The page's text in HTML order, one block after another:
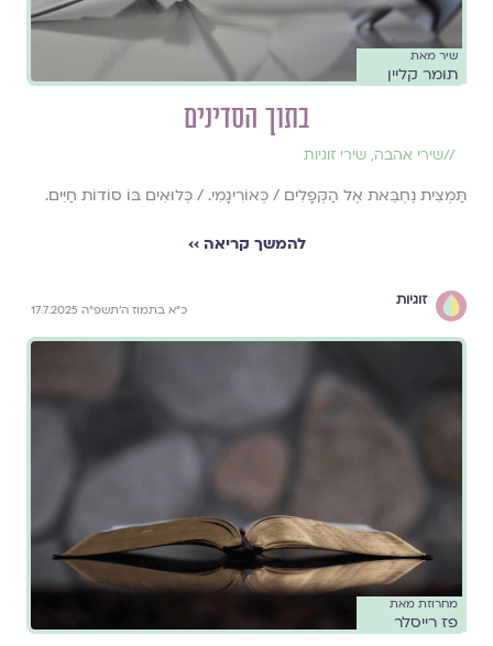
שיר מאת
תומר קליין
בתוך הסדינים
//שירי אהבה, שירי זוגיות
תַּמְצִית נֶחְבֵּאת אֶל הַקְּפָלִים / כְּאוֹרִיגָמִי. / כְּלוּאִים בּוֹ סוֹדוֹת חַיִּים.
להמשך קריאה ››
זוגיות
כ״א בתמוז ה׳תשפ״ה 17.7.2025
מחרוזת מאת
פז רייסלר